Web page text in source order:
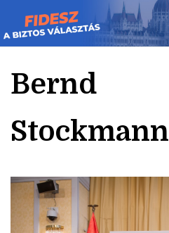
Skip
to
content
Bernd
Stockmann